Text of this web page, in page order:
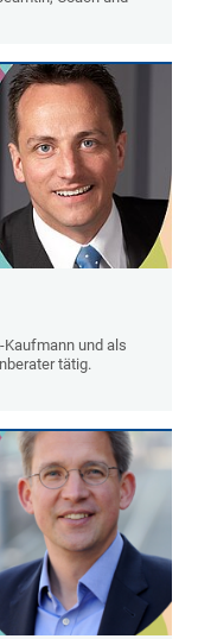
Kaufmann und als
tätig.